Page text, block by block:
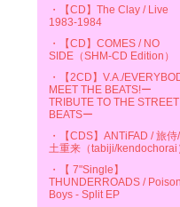
・【CD】The Clay / Live
1983-1984
・【CD】COMES / NO
SIDE（SHM-CD Edition）
・【2CD】V.A./
MEET THE BEATS!ー
TRIBUTE TO THE STREET
BEATSー
・【CDS】ANTiFAD / 旅侍
土重来（tabiji/kendochorai
・【 7"Single】
THUNDERROADS / Poison
Boys - Split EP